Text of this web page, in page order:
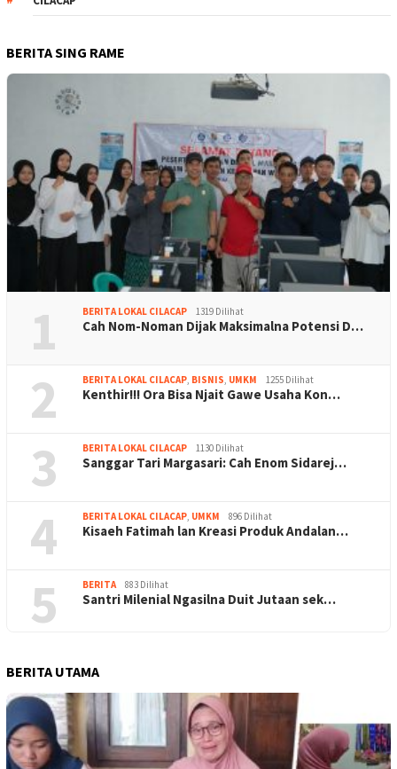
BERITA SING RAME
1 BERITA LOKAL CILACAP 1319 Dilihat
Cah Nom-Noman Dijak Maksimalna Potensi D…
2 BERITA LOKAL CILACAP, BISNIS, UMKM 1255 Dilihat
Kenthir!!! Ora Bisa Njait Gawe Usaha Kon…
3 BERITA LOKAL CILACAP 1130 Dilihat
Sanggar Tari Margasari: Cah Enom Sidarej…
4 BERITA LOKAL CILACAP, UMKM 896 Dilihat
Kisaeh Fatimah lan Kreasi Produk Andalan…
5 BERITA 883 Dilihat
Santri Milenial Ngasilna Duit Jutaan sek…
BERITA UTAMA